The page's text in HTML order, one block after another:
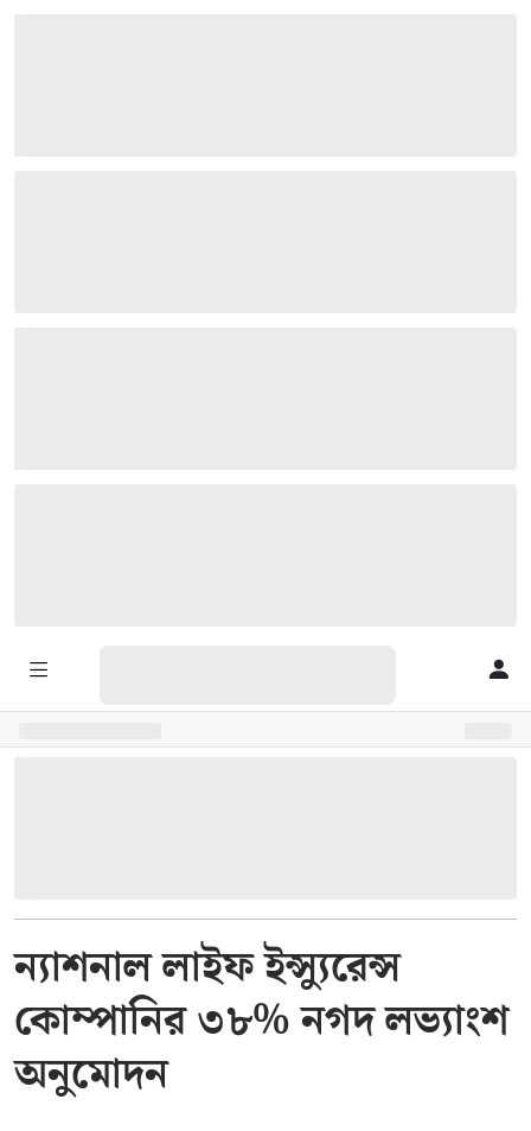
ন্যাশনাল লাইফ ইন্স্যুরেন্স
কোম্পানির ৩৮% নগদ লভ্যাংশ
অনুমোদন